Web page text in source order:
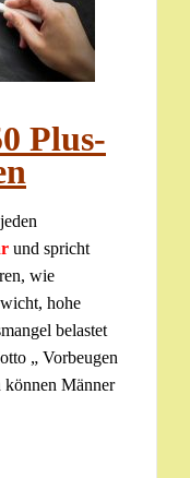
Plus-
und spricht
wie
hohe
belastet
„ Vorbeugen
können Männer